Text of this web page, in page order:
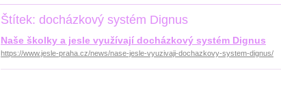
Štítek: docházkový systém Dignus
Naše školky a jesle využívají docházkový systém Dignus
https://www.jesle-praha.cz/news/nase-jesle-vyuzivaji-dochazkovy-system-dignus/